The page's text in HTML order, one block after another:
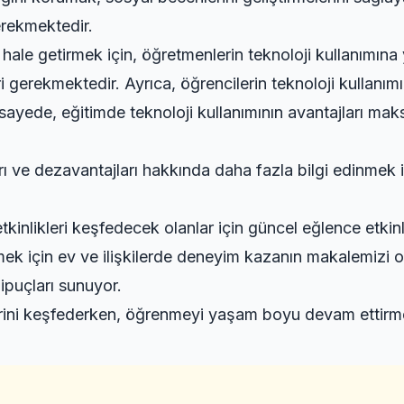
getirmek için, öğretmenlerin teknoloji
Ayrıca, öğrencilerin teknoloji
eğitimde teknoloji kullanımının avantajları
ve dezavantajları hakkında daha fazla bilgi
keşfedecek olanlar için güncel eğlence
için ev ve ilişkilerde deneyim kazanın makalemizi
sunuyor.
keşfederken, öğrenmeyi yaşam boyu devam